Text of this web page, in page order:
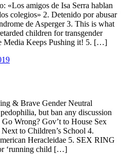
«Los amigos de Isa Serra hablan
colegios» 2. Detenido por abusar
de Asperger 3. This is what
children for transgender
Media Keeps Pushing it! 5. […]
& Brave Gender Neutral
but ban any discussion
Wrong? Gov’t to House Sex
to Children’s School 4.
Heracleidae 5. SEX RING
‘running child […]